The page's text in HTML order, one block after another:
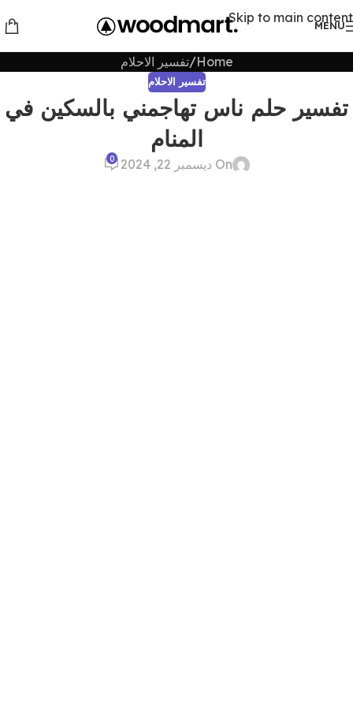
Skip to main content
MENU
Home تفسير الاحلام
تفسير الاحلام
تفسير حلم ناس تهاجمني بالسكين في
المنام
On ديسمبر 22, 2024 0